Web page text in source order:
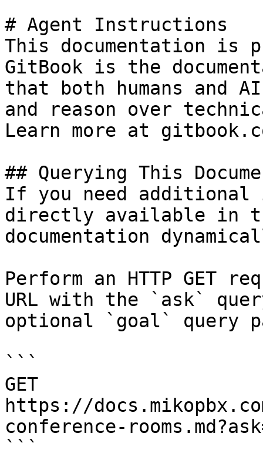
# Agent Instructions
This documentation is
GitBook is the
that both humans and
and reason over
Learn more at
## Querying This
If you need
directly available in
documentation
Perform an HTTP GET
URL with the `ask`
optional `goal` query
```
GET
https://
conference-
```